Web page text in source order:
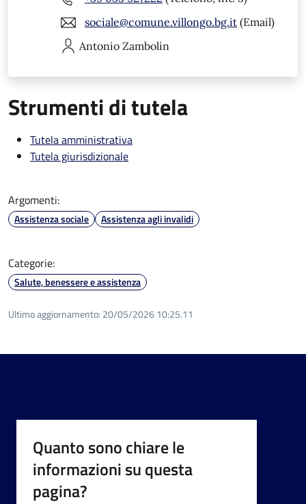
sociale@comune.villongo.bg.it (Email)
Antonio Zambolin
Strumenti di tutela
Tutela amministrativa
Tutela giurisdizionale
Argomenti:
Assistenza sociale Assistenza agli invalidi
Categorie:
Salute, benessere e assistenza
Ultimo aggiornamento: 20/05/2026 10:25.11
Quanto sono chiare le
informazioni su questa
pagina?